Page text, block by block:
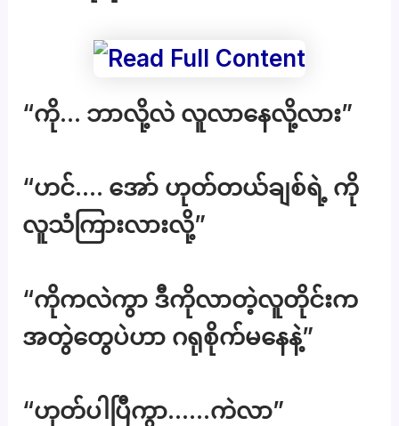
“ကို… ဘာလို့လဲ လူလာနေလို့လား”
“ဟင်…. အော် ဟုတ်တယ်ချစ်ရဲ့ ကို
လူသံကြားလားလို့”
“ကိုကလဲကွာ ဒီကိုလာတဲ့လူတိုင်းက
အတွဲတွေပဲဟာ ဂရုစိုက်မနေနဲ့”
“ဟုတ်ပါပြီကွာ……ကဲလာ”